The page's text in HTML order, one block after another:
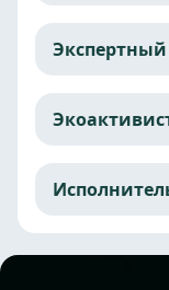
Экспертный